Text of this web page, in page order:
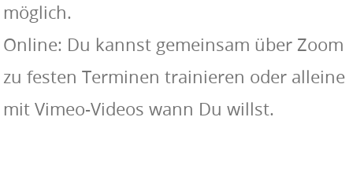
möglich.
Online: Du kannst gemeinsam über Zoom
zu festen Terminen trainieren oder alleine
mit Vimeo-Videos wann Du willst.